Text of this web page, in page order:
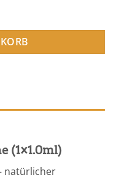
Menge
(1×1.0ml)
natürlicher